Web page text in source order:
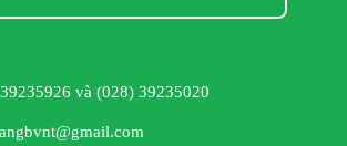
và (028) 39235020